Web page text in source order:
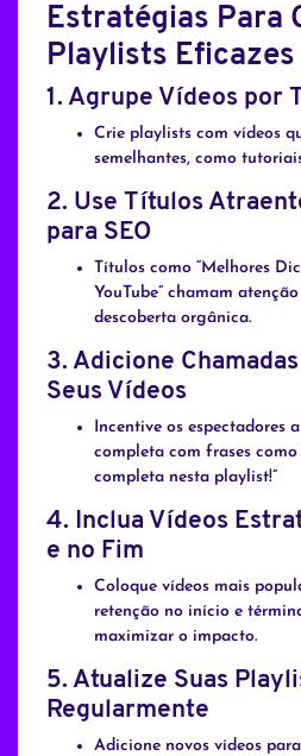
Estratégias Para
Playlists Eficazes
1. Agrupe Vídeos por
Crie playlists com vídeos
semelhantes, como
2. Use Títulos
para SEO
Títulos como “Melhores
YouTube” chamam
descoberta orgânica.
3. Adicione
Seus Vídeos
Incentive os espectadores
completa com frases como
completa nesta playlist!”
4. Inclua Vídeos
e no Fim
Coloque vídeos mais
retenção no início e
maximizar o impacto.
5. Atualize Suas
Regularmente
Adicione novos vídeos